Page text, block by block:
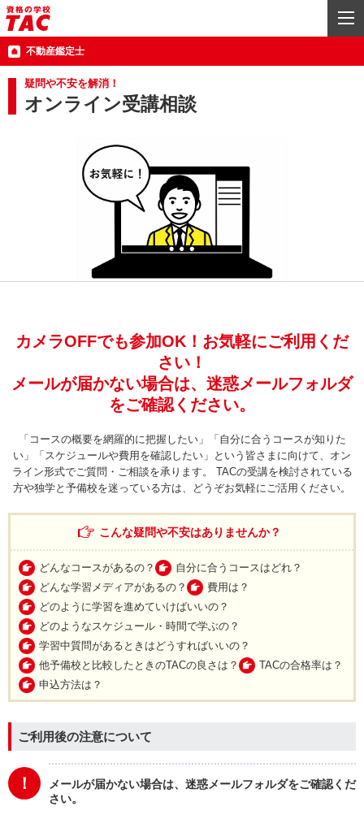
不動産鑑定士
疑問や不安を解消！
オンライン受講相談
カメラOFFでも参加OK！お気軽にご利用くだ
さい！
メールが届かない場合は、迷惑メールフォルダ
をご確認ください。
「コースの概要を網羅的に把握したい」「自分に合うコースが知りた
い」「スケジュールや費用を確認したい」という皆さまに向けて、オン
ライン形式でご質問・ご相談を承ります。 TACの受講を検討されている
方や独学と予備校を迷っている方は、どうぞお気軽にご活用ください。
こんな疑問や不安はありませんか？
どんなコースがあるの？
自分に合うコースはどれ？
どんな学習メディアがあるの？
費用は？
どのように学習を進めていけばいいの？
どのようなスケジュール・時間で学ぶの？
学習中質問があるときはどうすればいいの？
他予備校と比較したときのTACの良さは？
TACの合格率は？
申込方法は？
ご利用後の注意について
！
メールが届かない場合は、迷惑メールフォルダをご確認くだ
さい。